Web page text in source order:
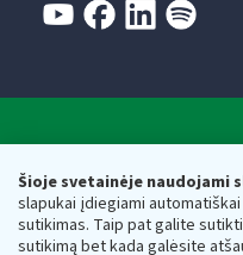
Šioje svetainėje naudojami
slapukai įdiegiami
sutikimas. Taip pat galite
sutikimą bet kada galėsite
Respublikos finansų
Biudžetinė įstaiga. Juridinio
adresas: Vasario 16-osios g.